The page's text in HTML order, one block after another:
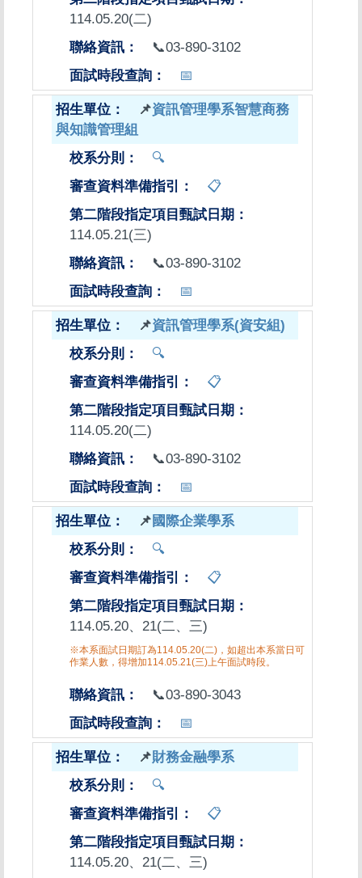
114.05.20(二)
📞03-890-3102
📅
📌資訊管理學系智慧商務
與知識管理組
🔍
📋
114.05.21(三)
📞03-890-3102
📅
📌資訊管理學系(資安組)
🔍
📋
114.05.20(二)
📞03-890-3102
📅
📌 國際企業學系
🔍
📋
114.05.20、21(二、三)
※本系面試日期訂為114.05.20(二)，如超出本系當日可
作業人數，得增加114.05.21(三)上午面試時段。
📞03-890-3043
📅
📌財務金融學系
🔍
📋
114.05.20、21(二、三)